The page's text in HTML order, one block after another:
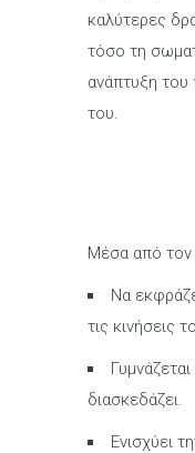
καλύτερες
τόσο τη
ανάπτυξη του
του.
Μέσα από τον
Να
τις κινήσεις
διασκεδάζει.
Ενισχύει